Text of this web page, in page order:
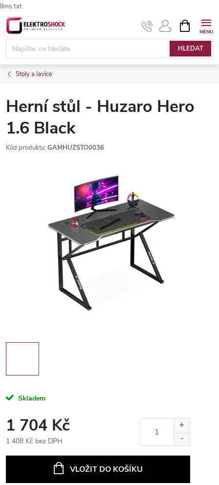
llms.txt
Přejít
na
obsah
HLEDAT
NÁKUPNÍ
KOŠÍK
Stoly a lavice
Herní stůl - Huzaro Hero
1.6 Black
Kód produktu: GAMHUZSTO0036
Skladem
1 704 Kč
1 408 Kč bez DPH
VLOŽIT DO KOŠÍKU
Elektroshock.cz - Chat